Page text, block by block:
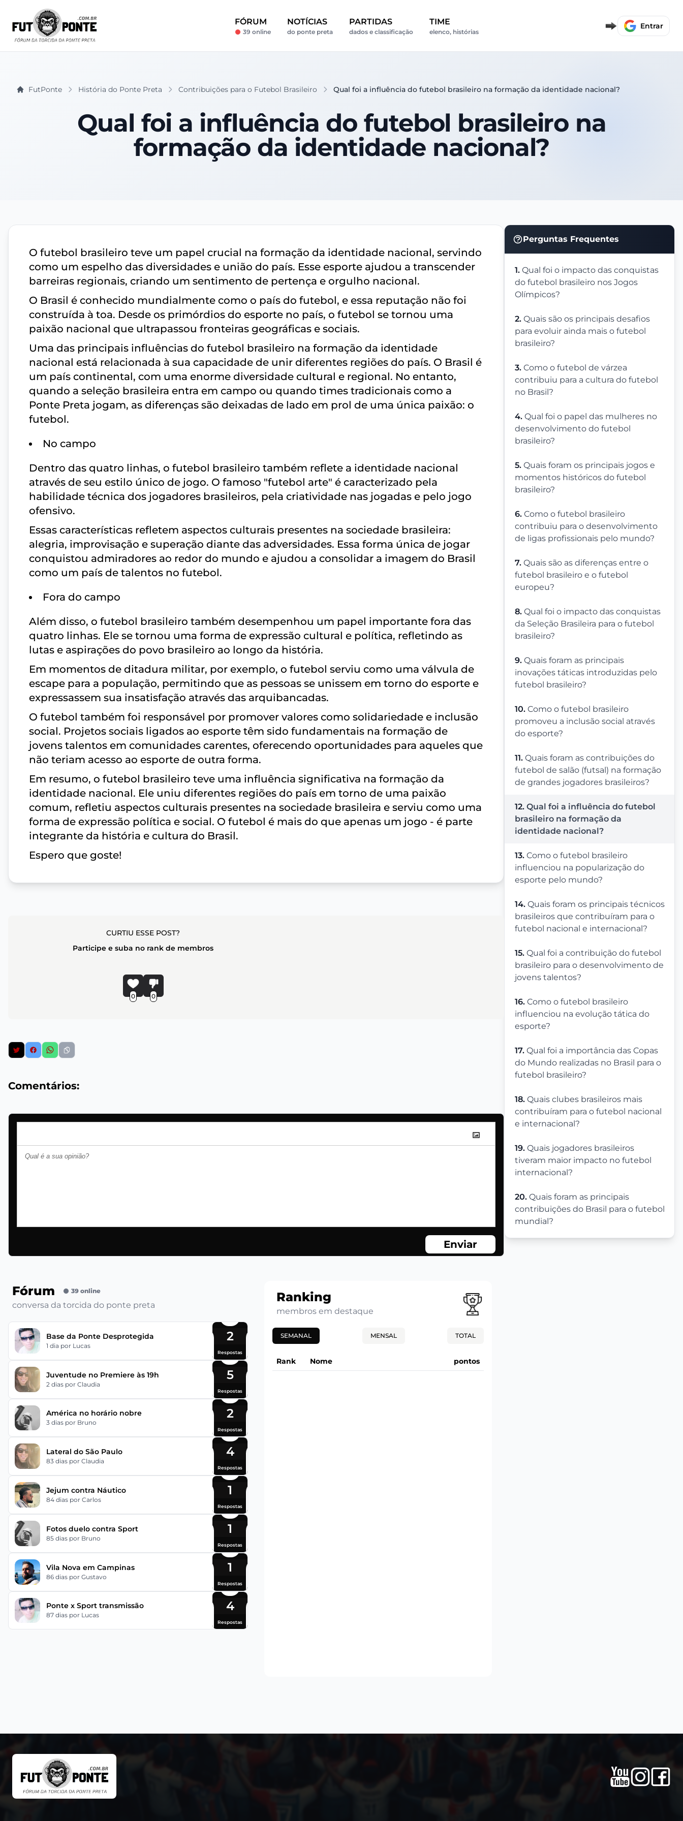
FÓRUM
39 online
NOTÍCIAS
do ponte preta
PARTIDAS
dados e classificação
TIME
elenco, histórias
Entrar
FutPonte História do Ponte Preta Contribuições para o Futebol Brasileiro Qual foi a influência do futebol brasileiro na formação da identidade nacional?
Qual foi a influência do futebol brasileiro na
formação da identidade nacional?
Perguntas Frequentes
1. Qual foi o impacto das conquistas
do futebol brasileiro nos Jogos
Olímpicos?
2. Quais são os principais desafios
para evoluir ainda mais o futebol
brasileiro?
3. Como o futebol de várzea
contribuiu para a cultura do futebol
no Brasil?
4. Qual foi o papel das mulheres no
desenvolvimento do futebol
brasileiro?
5. Quais foram os principais jogos e
momentos históricos do futebol
brasileiro?
6. Como o futebol brasileiro
contribuiu para o desenvolvimento
de ligas profissionais pelo mundo?
7. Quais são as diferenças entre o
futebol brasileiro e o futebol
europeu?
8. Qual foi o impacto das conquistas
da Seleção Brasileira para o futebol
brasileiro?
9. Quais foram as principais
inovações táticas introduzidas pelo
futebol brasileiro?
10. Como o futebol brasileiro
promoveu a inclusão social através
do esporte?
11. Quais foram as contribuições do
futebol de salão (futsal) na formação
de grandes jogadores brasileiros?
12. Qual foi a influência do futebol
brasileiro na formação da
identidade nacional?
13. Como o futebol brasileiro
influenciou na popularização do
esporte pelo mundo?
14. Quais foram os principais técnicos
brasileiros que contribuíram para o
futebol nacional e internacional?
15. Qual foi a contribuição do futebol
brasileiro para o desenvolvimento de
jovens talentos?
16. Como o futebol brasileiro
influenciou na evolução tática do
esporte?
17. Qual foi a importância das Copas
do Mundo realizadas no Brasil para o
futebol brasileiro?
18. Quais clubes brasileiros mais
contribuíram para o futebol nacional
e internacional?
19. Quais jogadores brasileiros
tiveram maior impacto no futebol
internacional?
20. Quais foram as principais
contribuições do Brasil para o futebol
mundial?
O futebol brasileiro teve um papel crucial na formação da identidade nacional, servindo
como um espelho das diversidades e união do país. Esse esporte ajudou a transcender
barreiras regionais, criando um sentimento de pertença e orgulho nacional.
O Brasil é conhecido mundialmente como o país do futebol, e essa reputação não foi
construída à toa. Desde os primórdios do esporte no país, o futebol se tornou uma
paixão nacional que ultrapassou fronteiras geográficas e sociais.
Uma das principais influências do futebol brasileiro na formação da identidade
nacional está relacionada à sua capacidade de unir diferentes regiões do país. O Brasil é
um país continental, com uma enorme diversidade cultural e regional. No entanto,
quando a seleção brasileira entra em campo ou quando times tradicionais como a
Ponte Preta jogam, as diferenças são deixadas de lado em prol de uma única paixão: o
futebol.
No campo
Dentro das quatro linhas, o futebol brasileiro também reflete a identidade nacional
através de seu estilo único de jogo. O famoso "futebol arte" é caracterizado pela
habilidade técnica dos jogadores brasileiros, pela criatividade nas jogadas e pelo jogo
ofensivo.
Essas características refletem aspectos culturais presentes na sociedade brasileira:
alegria, improvisação e superação diante das adversidades. Essa forma única de jogar
conquistou admiradores ao redor do mundo e ajudou a consolidar a imagem do Brasil
como um país de talentos no futebol.
Fora do campo
Além disso, o futebol brasileiro também desempenhou um papel importante fora das
quatro linhas. Ele se tornou uma forma de expressão cultural e política, refletindo as
lutas e aspirações do povo brasileiro ao longo da história.
Em momentos de ditadura militar, por exemplo, o futebol serviu como uma válvula de
escape para a população, permitindo que as pessoas se unissem em torno do esporte e
expressassem sua insatisfação através das arquibancadas.
O futebol também foi responsável por promover valores como solidariedade e inclusão
social. Projetos sociais ligados ao esporte têm sido fundamentais na formação de
jovens talentos em comunidades carentes, oferecendo oportunidades para aqueles que
não teriam acesso ao esporte de outra forma.
Em resumo, o futebol brasileiro teve uma influência significativa na formação da
identidade nacional. Ele uniu diferentes regiões do país em torno de uma paixão
comum, refletiu aspectos culturais presentes na sociedade brasileira e serviu como uma
forma de expressão política e social. O futebol é mais do que apenas um jogo - é parte
integrante da história e cultura do Brasil.
Espero que goste!
CURTIU ESSE POST?
Participe e suba no rank de membros
0 0
Comentários:
Enviar
Fórum 39 online
conversa da torcida do ponte preta
Base da Ponte Desprotegida
1 dia por Lucas
2
Respostas
Juventude no Premiere às 19h
2 dias por Claudia
5
Respostas
América no horário nobre
3 dias por Bruno
2
Respostas
Lateral do São Paulo
83 dias por Claudia
4
Respostas
Jejum contra Náutico
84 dias por Carlos
1
Respostas
Fotos duelo contra Sport
85 dias por Bruno
1
Respostas
Vila Nova em Campinas
86 dias por Gustavo
1
Respostas
Ponte x Sport transmissão
87 dias por Lucas
4
Respostas
Ranking
membros em destaque
SEMANAL MENSAL TOTAL
Rank Nome pontos